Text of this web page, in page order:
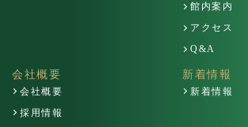
館内案内
アクセス
Q&A
会社概要
会社概要
採用情報
新着情報
新着情報